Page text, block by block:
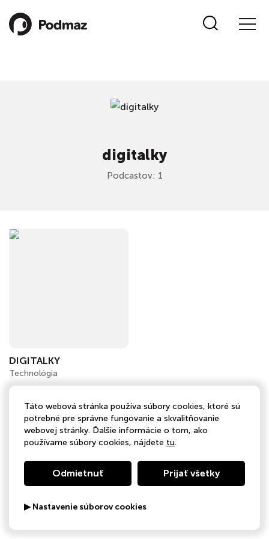
digitalky
Podcastov: 1
DIGITALKY
Technológia
Táto webová stránka používa súbory cookies, ktoré sú
potrebné pre správne fungovanie a skvalitňovanie
webovej stránky. Ďalšie informácie o tom, ako
používame súbory cookies, nájdete tu.
Odmietnuť Prijať všetky
▶ Nastavenie súborov cookies